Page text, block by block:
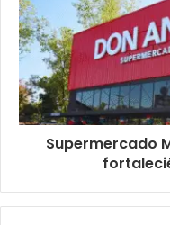
Supermercado